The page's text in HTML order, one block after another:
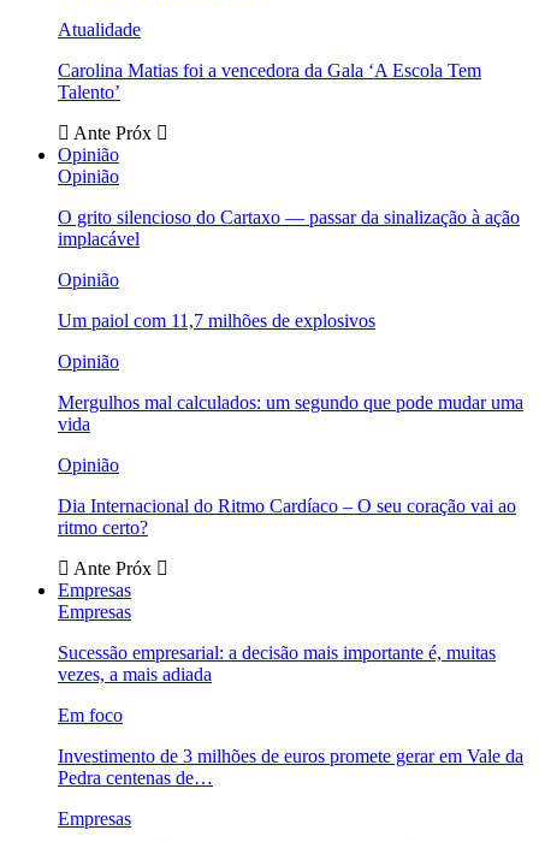
Atualidade
Carolina Matias foi a vencedora da Gala ‘A Escola Tem
Talento’
Ante Próx
Opinião
Opinião
O grito silencioso do Cartaxo — passar da sinalização à ação
implacável
Opinião
Um paiol com 11,7 milhões de explosivos
Opinião
Mergulhos mal calculados: um segundo que pode mudar uma
vida
Opinião
Dia Internacional do Ritmo Cardíaco – O seu coração vai ao
ritmo certo?
Ante Próx
Empresas
Empresas
Sucessão empresarial: a decisão mais importante é, muitas
vezes, a mais adiada
Em foco
Investimento de 3 milhões de euros promete gerar em Vale da
Pedra centenas de…
Empresas